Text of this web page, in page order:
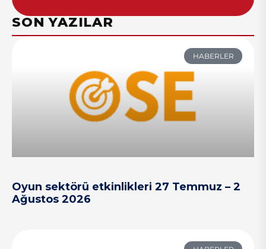
SON YAZILAR
HABERLER
Oyun sektörü etkinlikleri 27 Temmuz – 2
Ağustos 2026